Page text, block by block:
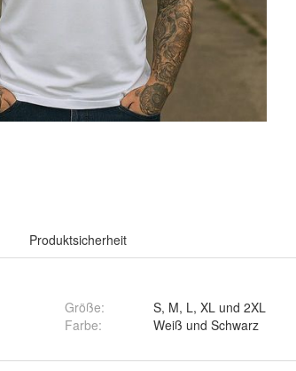
Produktsicherheit
Größe:
S, M, L, XL und 2XL
Farbe: Weiß und Schwarz